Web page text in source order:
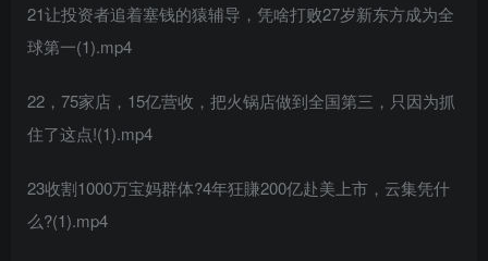
21让投资者追着塞钱的猿辅导，凭啥打败27岁新东方成为全
球第一(1).mp4
22，75家店，15亿营收，把火锅店做到全国第三，只因为抓
住了这点!(1).mp4
23收割1000万宝妈群体?4年狂賺200亿赴美上市，云集凭什
么?(1).mp4